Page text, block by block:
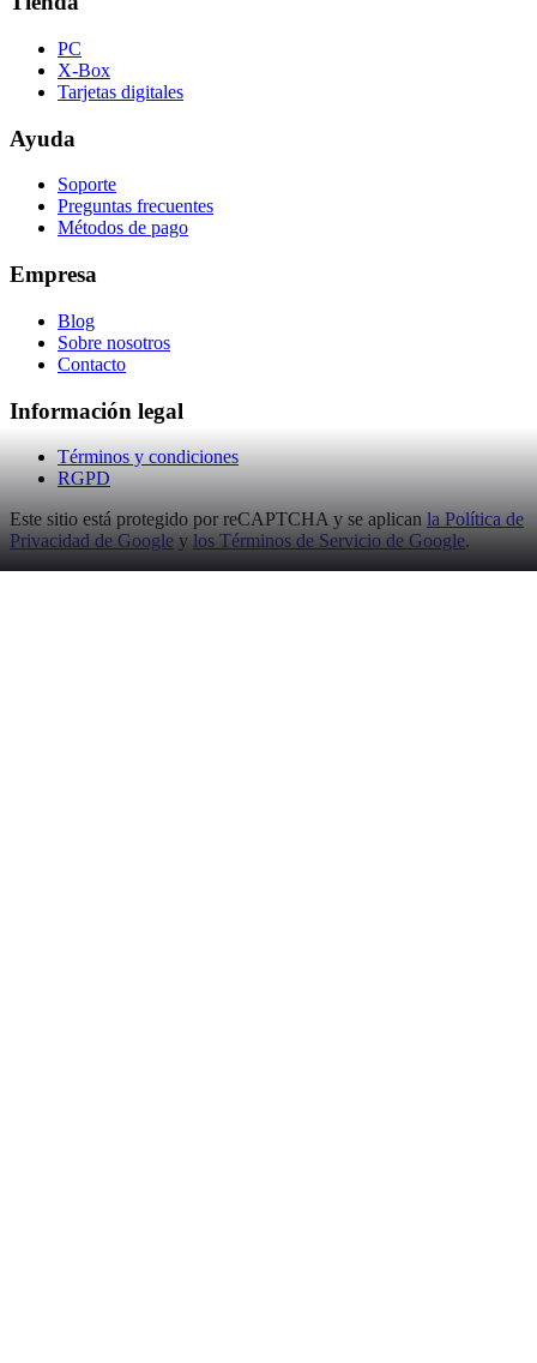
PC
X-Box
Tarjetas digitales
Ayuda
Soporte
Preguntas frecuentes
Métodos de pago
Empresa
Blog
Sobre nosotros
Contacto
Información legal
Términos y condiciones
RGPD
Este sitio está protegido por reCAPTCHA y se aplican la Política de
Privacidad de Google y los Términos de Servicio de Google.